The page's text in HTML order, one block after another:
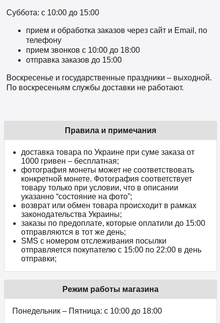
Суббота: с 10:00 до 15:00
прием и обработка заказов через сайт и Email, по
телефону
прием звонков c 10:00 до 18:00
отправка заказов до 15:00
Воскресенье и государственные праздники – выходной.
По воскресеньям службы доставки не работают.
Правила и примечания
доставка товара по Украине при суме заказа от
1000 гривен – бесплатная;
фотография монеты может не соответствовать
конкретной монете. Фотография соответствует
товару только при условии, что в описании
указанно “состояние на фото”;
возврат или обмен товара происходит в рамках
законодательства Украины;
заказы по предоплате, которые оплатили до 15:00
отправляются в тот же день;
SMS с номером отслеживания посылки
отправляется покупателю с 15:00 по 22:00 в день
отправки;
Режим работы магазина
Понедельник – Пятница: с 10:00 до 18:00